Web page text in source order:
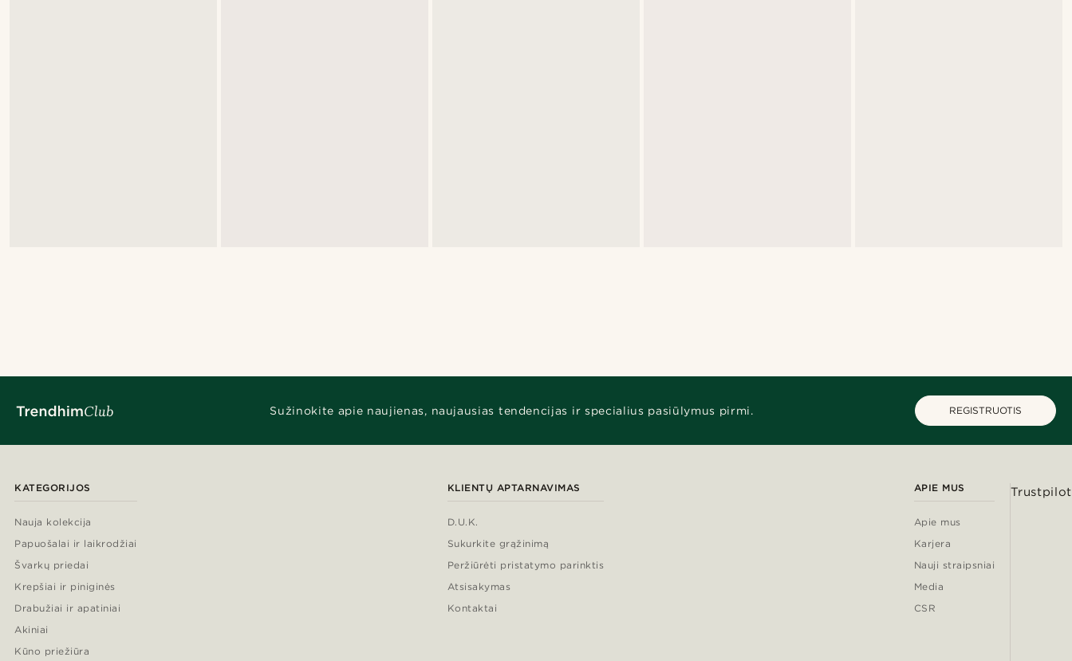
Sužinokite apie naujienas, naujausias tendencijas ir specialius pasiūlymus pirmi. REGISTRUOTIS
KATEGORIJOS
Nauja kolekcija
Papuošalai ir laikrodžiai
Švarkų priedai
Krepšiai ir piniginės
Drabužiai ir apatiniai
Akiniai
Kūno priežiūra
KLIENTŲ APTARNAVIMAS
D.U.K.
Sukurkite grąžinimą
Peržiūrėti pristatymo parinktis
Atsisakymas
Kontaktai
APIE MUS
Apie mus
Karjera
Nauji straipsniai
Media
CSR
Trustpilot